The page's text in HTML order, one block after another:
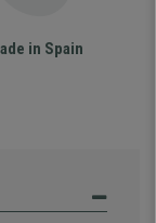
in Spain